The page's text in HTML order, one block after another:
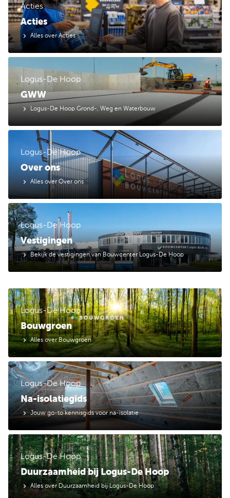
Acties
Acties
Alles over Acties
GWW
Logus-De Hoop
Logus-De Hoop Grond-, Weg en Waterbouw
Over ons
Logus-De Hoop
Alles over Over ons
Vestigingen
Logus-De Hoop
Bekijk de vestigingen van Bouwcenter Logus-De Hoop
Bouwgroen
Logus-De Hoop
Alles over Bouwgroen
Na-isolatiegids
Logus-De Hoop
Jouw go-to kennisgids voor na-isolatie
Duurzaamheid bij Logus-De Hoop
Logus-De Hoop
Alles over Duurzaamheid bij Logus-De Hoop